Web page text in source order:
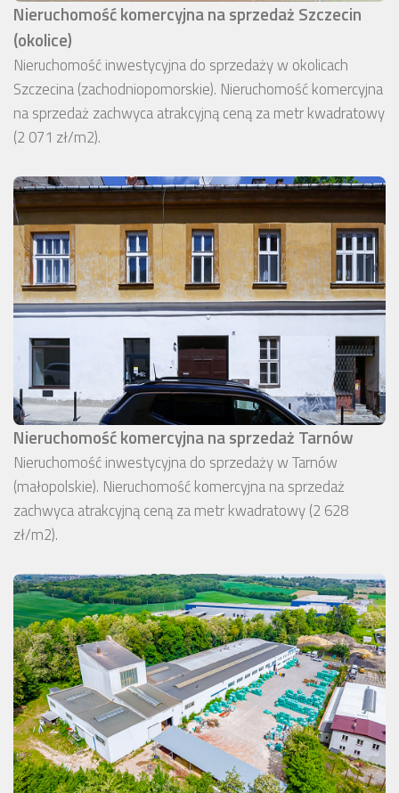
Nieruchomość komercyjna na sprzedaż Szczecin
(okolice)
Nieruchomość inwestycyjna do sprzedaży w okolicach
Szczecina (zachodniopomorskie). Nieruchomość komercyjna
na sprzedaż zachwyca atrakcyjną ceną za metr kwadratowy
(2 071 zł/m2).
Nieruchomość komercyjna na sprzedaż Tarnów
Nieruchomość inwestycyjna do sprzedaży w Tarnów
(małopolskie). Nieruchomość komercyjna na sprzedaż
zachwyca atrakcyjną ceną za metr kwadratowy (2 628
zł/m2).